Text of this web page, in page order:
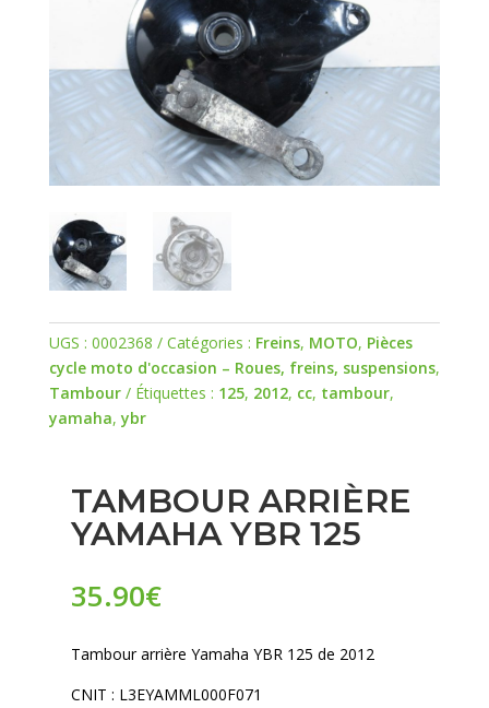
UGS : 0002368 Catégories : Freins, MOTO, Pièces
cycle moto d'occasion – Roues, freins, suspensions,
Tambour
Étiquettes : 125, 2012, cc, tambour,
yamaha,ybr
TAMBOUR ARRIÈRE
YAMAHA YBR 125
35.90€
Tambour arrière Yamaha YBR 125 de 2012
CNIT : L3EYAMML000F071